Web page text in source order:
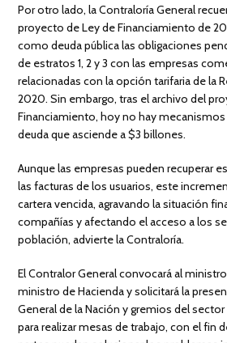
Por otro lado, la Contraloría General
proyecto de Ley de Financiamiento de
como deuda pública las obligaciones
de estratos 1, 2 y 3 con las empresas
relacionadas con la opción tarifaria de la
2020. Sin embargo, tras el archivo del
Financiamiento, hoy no hay mecanismos
deuda que asciende a $3 billones.
Aunque las empresas pueden recuperar
las facturas de los usuarios, este
cartera vencida, agravando la situación
compañías y afectando el acceso a los
población, advierte la Contraloría.
El Contralor General convocará al
ministro de Hacienda y solicitará la
General de la Nación y gremios del
para realizar mesas de trabajo, con el fin